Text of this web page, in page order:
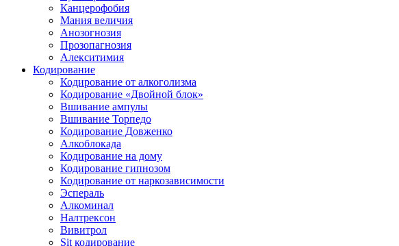
Канцерофобия
Мания величия
Анозогнозия
Прозопагнозия
Алекситимия
Кодирование
Кодирование от алкоголизма
Кодирование «Двойной блок»
Вшивание ампулы
Вшивание Торпедо
Кодирование Довженко
Алкоблокада
Кодирование на дому
Кодирование гипнозом
Кодирование от наркозависимости
Эспераль
Алкоминал
Налтрексон
Вивитрол
Sit кодирование